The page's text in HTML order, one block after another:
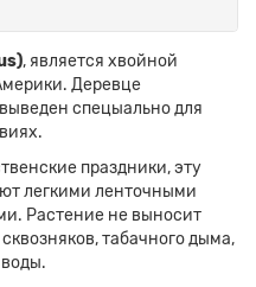
, является хвойной
Деревце
спецыально для
праздники, эту
легкими ленточными
Растение не выносит
табачного дыма,